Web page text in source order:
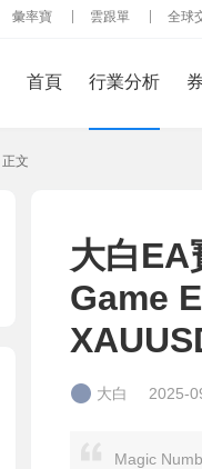
彙率寶 雲跟單 全球
首頁 行業分析
正文
大白
Game
大白 2025-
Magic